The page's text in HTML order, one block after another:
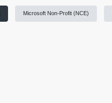
Microsoft Non-Profit (NCE)